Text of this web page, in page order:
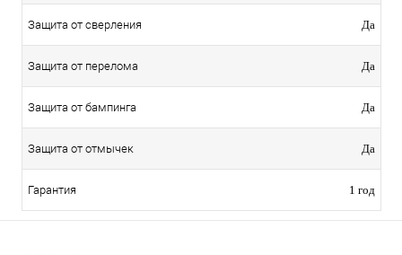
Защита от сверления Да
Защита от перелома Да
Защита от бампинга Да
Защита от отмычек Да
Гарантия 1 год